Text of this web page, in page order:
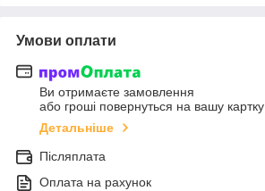
Умови оплати
Ви отримаєте замовлення
або гроші повернуться на вашу картку
Детальніше
Післяплата
Оплата на рахунок